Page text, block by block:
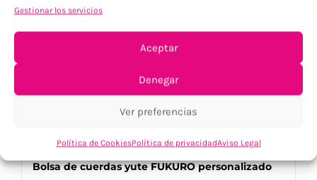
Gestionar los servicios
Aceptar
Denegar
Ver preferencias
Política de CookiesPolítica de privacidadAviso Legal
pueden
elegir
página
de
Bolsa de cuerdas yute FUKURO personalizado